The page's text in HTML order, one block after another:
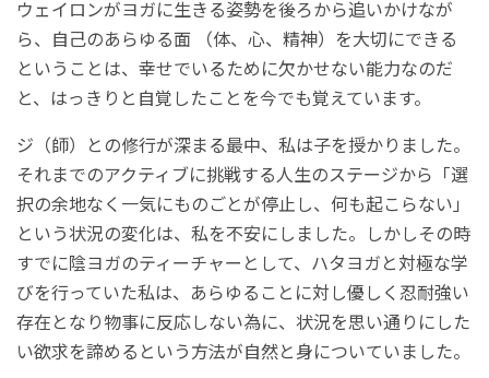
ウェイロンがヨガに生きる姿勢を後ろから追いかけなが
ら、自己のあらゆる面 （体、心、精神）を大切にできる
ということは、幸せでいるために欠かせない能力なのだ
と、はっきりと自覚したことを今でも覚えています。
ジ（師）との修行が深まる最中、私は子を授かりました。
それまでのアクティブに挑戦する人生のステージから「選
択の余地なく一気にものごとが停止し、何も起こらない」
という状況の変化は、私を不安にしました。しかしその時
すでに陰ヨガのティーチャーとして、ハタヨガと対極な学
びを行っていた私は、あらゆることに対し優しく忍耐強い
存在となり物事に反応しない為に、状況を思い通りにした
い欲求を諦めるという方法が自然と身についていました。